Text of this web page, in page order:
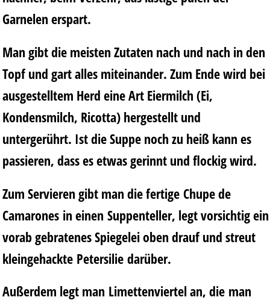
Garnelen erspart.
Man gibt die meisten Zutaten nach und nach in den
Topf und gart alles miteinander. Zum Ende wird bei
ausgestelltem Herd eine Art Eiermilch (Ei,
Kondensmilch, Ricotta) hergestellt und
untergerührt. Ist die Suppe noch zu heiß kann es
passieren, dass es etwas gerinnt und flockig wird.
Zum Servieren gibt man die fertige Chupe de
Camarones in einen Suppenteller, legt vorsichtig ein
vorab gebratenes Spiegelei oben drauf und streut
kleingehackte Petersilie darüber.
Außerdem legt man Limettenviertel an, die man